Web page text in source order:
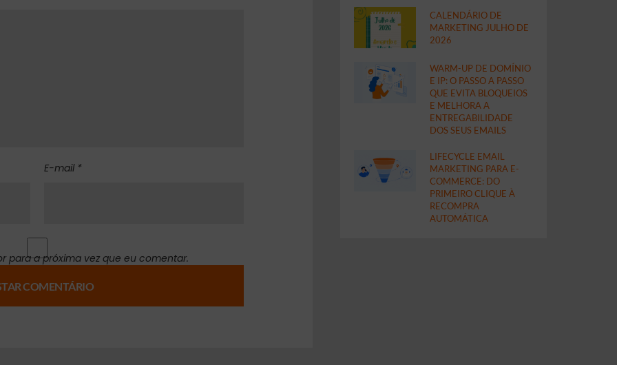
E-mail *
para a próxima vez que eu comentar.
CALENDÁRIO DE
MARKETING JULHO DE
2026
WARM-UP DE DOMÍNIO
E IP: O PASSO A PASSO
QUE EVITA BLOQUEIOS
E MELHORA A
ENTREGABILIDADE
DOS SEUS EMAILS
LIFECYCLE EMAIL
MARKETING PARA E-
COMMERCE: DO
PRIMEIRO CLIQUE À
RECOMPRA
AUTOMÁTICA